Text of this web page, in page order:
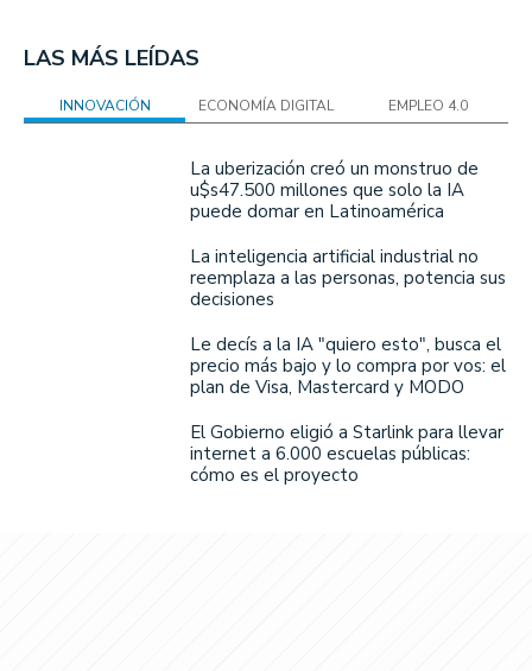
LAS MÁS LEÍDAS
INNOVACIÓN ECONOMÍA DIGITAL EMPLEO 4.0
La uberización creó un monstruo de
u$s47.500 millones que solo la IA
puede domar en Latinoamérica
La inteligencia artificial industrial no
reemplaza a las personas, potencia sus
decisiones
Le decís a la IA "quiero esto", busca el
precio más bajo y lo compra por vos: el
plan de Visa, Mastercard y MODO
El Gobierno eligió a Starlink para llevar
internet a 6.000 escuelas públicas:
cómo es el proyecto